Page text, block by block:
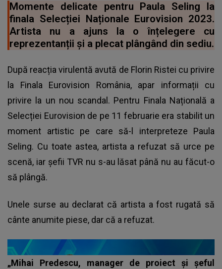
Momente delicate pentru Paula Seling la
finala Selecției Naționale Eurovision 2023.
Artista nu a ajuns la o înțelegere cu
reprezentanții și a plecat plângând din sediu.
După reacția virulentă avută de Florin Ristei cu privire
la Finala Eurovision România, apar informații cu
privire la un nou scandal. Pentru Finala Națională a
Selecției Eurovision de pe 11 februarie era stabilit un
moment artistic pe care să-l interpreteze Paula
Seling. Cu toate astea, artista a refuzat să urce pe
scenă, iar șefii TVR nu s-au lăsat până nu au făcut-o
să plângă.
Unele surse au declarat că artista a fost rugată să
cânte anumite piese, dar că a refuzat.
„Mihai Predescu, manager de proiect și șeful